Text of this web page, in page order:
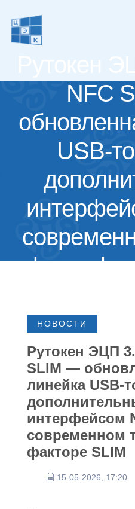
NFC
USB-
форм-
НОВОСТИ
Рутокен ЭЦП
SLIM —
линейка USB-
интерфейсом
современном
факторе SLIM
15-05-2026, 17:20